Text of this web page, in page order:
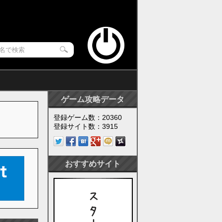
ゲーム攻略データ
登録ゲーム数：20360
登録サイト数：3915
おすすめサイト